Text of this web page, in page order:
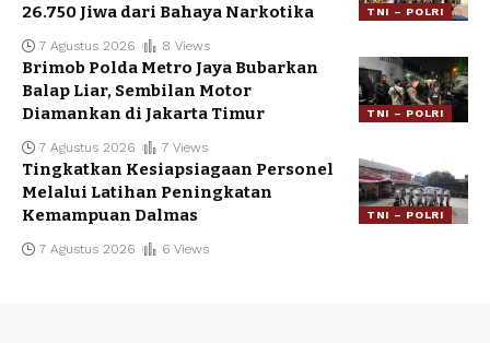
TNI – POLRI
26.750 Jiwa dari Bahaya Narkotika
7 Agustus 2026 8 Views
TNI – POLRI
Brimob Polda Metro Jaya Bubarkan
Balap Liar, Sembilan Motor
Diamankan di Jakarta Timur
7 Agustus 2026 7 Views
TNI – POLRI
Tingkatkan Kesiapsiagaan Personel
Melalui Latihan Peningkatan
Kemampuan Dalmas
7 Agustus 2026 6 Views